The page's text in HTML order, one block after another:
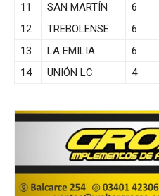
11
SAN MARTÍN 6
12
TREBOLENSE 6
13
LA EMILIA 6
14
UNIÓN LC 4